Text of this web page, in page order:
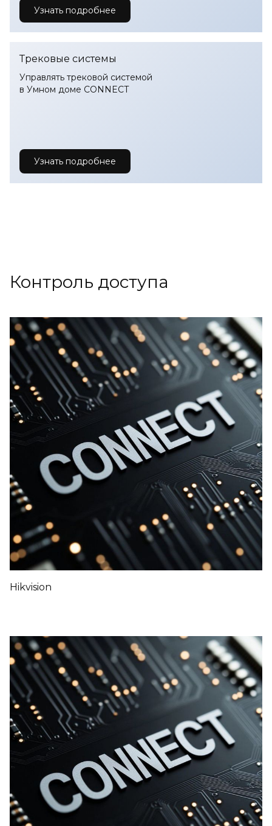
Узнать подробнее
Трековые системы
Управлять трековой системой
в Умном доме CONNECT
Узнать подробнее
Контроль доступа
Hikvision